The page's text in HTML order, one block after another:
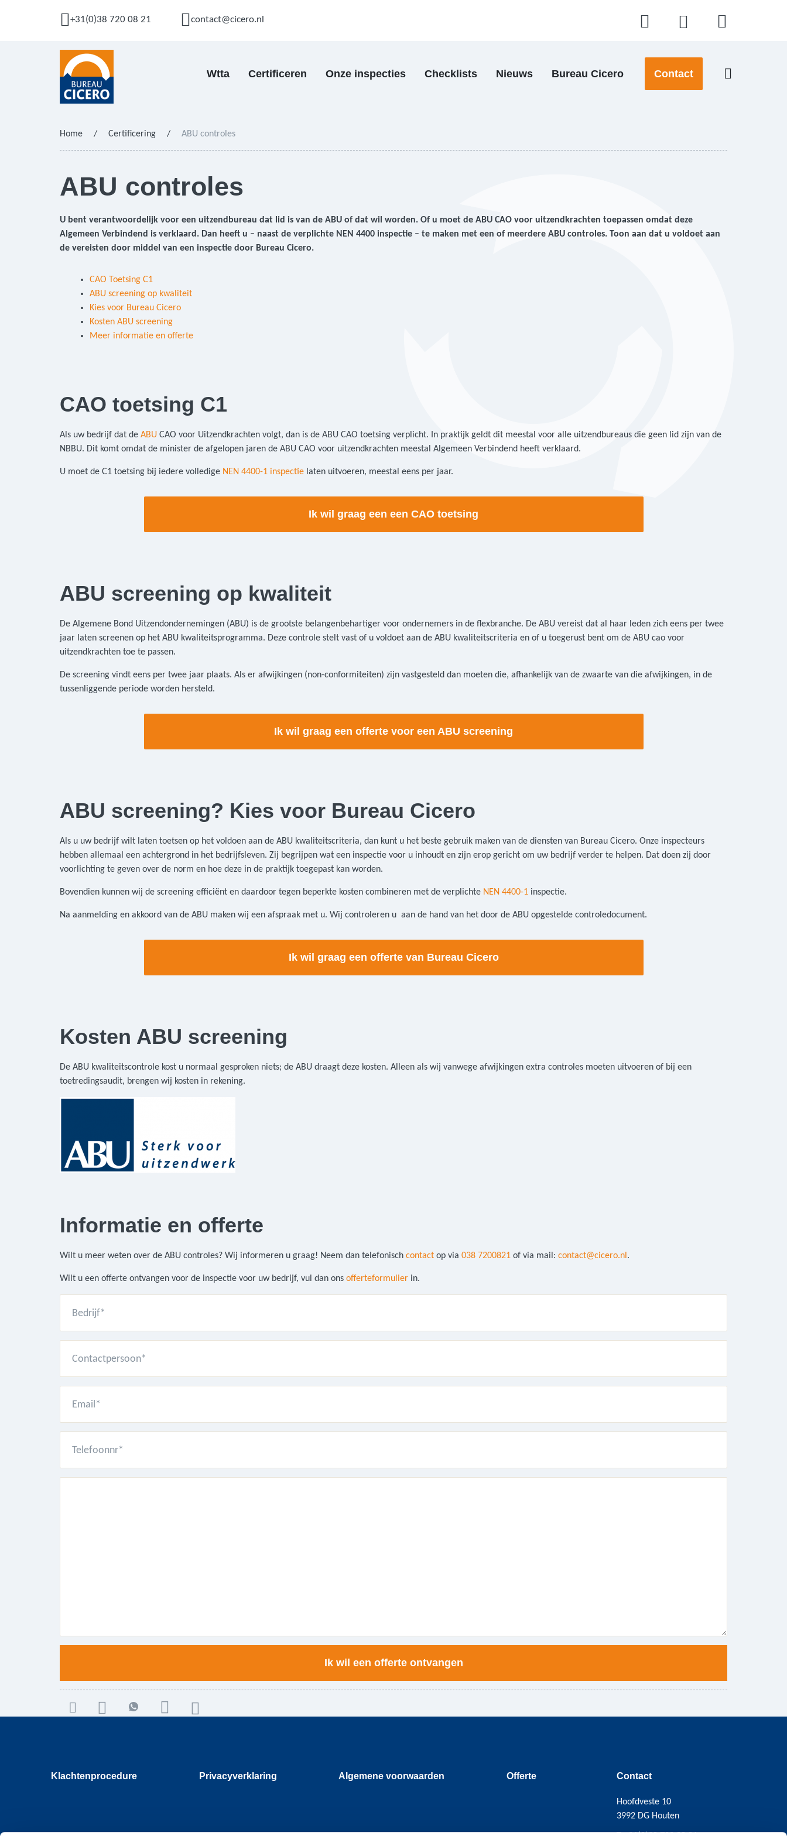
+31(0)38 720 08 21 contact@cicero.nl
Wtta Certificeren Onze inspecties Checklists Nieuws Bureau Cicero Contact
Home / Certificering / ABU controles
ABU controles
U bent verantwoordelijk voor een uitzendbureau dat lid is van de ABU of dat wil worden. Of u moet de ABU CAO voor uitzendkrachten toepassen omdat deze
Algemeen Verbindend is verklaard. Dan heeft u – naast de verplichte NEN 4400 inspectie – te maken met een of meerdere ABU controles. Toon aan dat u voldoet aan
de vereisten door middel van een inspectie door Bureau Cicero.
CAO Toetsing C1
ABU screening op kwaliteit
Kies voor Bureau Cicero
Kosten ABU screening
Meer informatie en offerte
CAO toetsing C1
Als uw bedrijf dat de ABU CAO voor Uitzendkrachten volgt, dan is de ABU CAO toetsing verplicht. In praktijk geldt dit meestal voor alle uitzendbureaus die geen lid zijn van de
NBBU. Dit komt omdat de minister de afgelopen jaren de ABU CAO voor uitzendkrachten meestal Algemeen Verbindend heeft verklaard.
U moet de C1 toetsing bij iedere volledige NEN 4400-1 inspectie laten uitvoeren, meestal eens per jaar.
Ik wil graag een een CAO toetsing
ABU screening op kwaliteit
De Algemene Bond Uitzendondernemingen (ABU) is de grootste belangenbehartiger voor ondernemers in de flexbranche. De ABU vereist dat al haar leden zich eens per twee
jaar laten screenen op het ABU kwaliteitsprogramma. Deze controle stelt vast of u voldoet aan de ABU kwaliteitscriteria en of u toegerust bent om de ABU cao voor
uitzendkrachten toe te passen.
De screening vindt eens per twee jaar plaats. Als er afwijkingen (non-conformiteiten) zijn vastgesteld dan moeten die, afhankelijk van de zwaarte van die afwijkingen, in de
tussenliggende periode worden hersteld.
Ik wil graag een offerte voor een ABU screening
ABU screening? Kies voor Bureau Cicero
Als u uw bedrijf wilt laten toetsen op het voldoen aan de ABU kwaliteitscriteria, dan kunt u het beste gebruik maken van de diensten van Bureau Cicero. Onze inspecteurs
hebben allemaal een achtergrond in het bedrijfsleven. Zij begrijpen wat een inspectie voor u inhoudt en zijn erop gericht om uw bedrijf verder te helpen. Dat doen zij door
voorlichting te geven over de norm en hoe deze in de praktijk toegepast kan worden.
Bovendien kunnen wij de screening efficiënt en daardoor tegen beperkte kosten combineren met de verplichte NEN 4400-1 inspectie.
Na aanmelding en akkoord van de ABU maken wij een afspraak met u. Wij controleren u aan de hand van het door de ABU opgestelde controledocument.
Ik wil graag een offerte van Bureau Cicero
Kosten ABU screening
De ABU kwaliteitscontrole kost u normaal gesproken niets; de ABU draagt deze kosten. Alleen als wij vanwege afwijkingen extra controles moeten uitvoeren of bij een
toetredingsaudit, brengen wij kosten in rekening.
Informatie en offerte
Wilt u meer weten over de ABU controles? Wij informeren u graag! Neem dan telefonisch contact op via 038 7200821 of via mail: contact@cicero.nl .
Wilt u een offerte ontvangen voor de inspectie voor uw bedrijf, vul dan ons offerteformulier in.
Klachtenprocedure Privacyverklaring Algemene voorwaarden Offerte Contact
Hoofdveste 10
3992 DG Houten